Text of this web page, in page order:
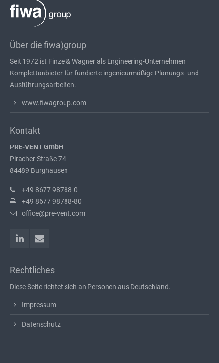
Über die fiwa)group
Seit 1972 ist Finze & Wagner als Engineering-Unternehmen
Komplettanbieter für fundierte ingenieurmäßige Planungs- und
Ausführungsarbeiten.
www.fiwagroup.com
Kontakt
PRE-VENT GmbH
Piracher Straße 74
84489 Burghausen
+49 8677 98788-0
+49 8677 98788-80
office@pre-vent.com
Rechtliches
Diese Seite richtet sich an Personen aus Deutschland.
Impressum
Datenschutz